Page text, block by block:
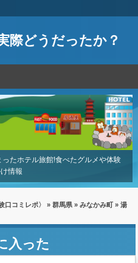
際どうだったか？
たホテル旅館!食べたグルメや体験
情報
口コミレポ〉 » 群馬県» みなかみ町» 湯
入った